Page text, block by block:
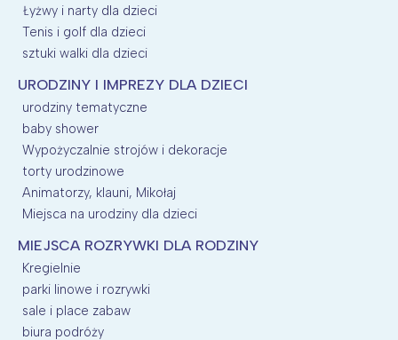
Łyżwy i narty dla dzieci
Tenis i golf dla dzieci
sztuki walki dla dzieci
URODZINY I IMPREZY DLA DZIECI
urodziny tematyczne
baby shower
Wypożyczalnie strojów i dekoracje
torty urodzinowe
Animatorzy, klauni, Mikołaj
Miejsca na urodziny dla dzieci
MIEJSCA ROZRYWKI DLA RODZINY
Kregielnie
parki linowe i rozrywki
sale i place zabaw
biura podróży